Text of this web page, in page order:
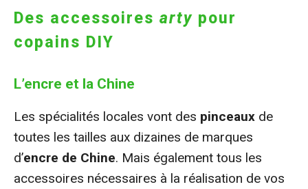
Des accessoires arty pour
copains DIY
L’encre et la Chine
Les spécialités locales vont des pinceaux de
toutes les tailles aux dizaines de marques
d’encre de Chine. Mais également tous les
accessoires nécessaires à la réalisation de vos